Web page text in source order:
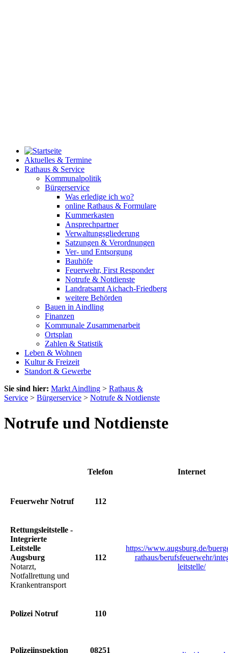
Aktuelles & Termine
Rathaus & Service
Kommunalpolitik
Bürgerservice
Was erledige ich wo?
online Rathaus & Formulare
Kummerkasten
Ansprechpartner
Verwaltungsgliederung
Satzungen & Verordnungen
Ver- und Entsorgung
Bauhöfe
Feuerwehr, First Responder
Notrufe & Notdienste
Landratsamt Aichach-Friedberg
weitere Behörden
Bauen in Aindling
Finanzen
Kommunale Zusammenarbeit
Ortsplan
Zahlen & Statistik
Leben & Wohnen
Kultur & Freizeit
Standort & Gewerbe
Sie sind hier: Markt Aindling > Rathaus &
Service > Bürgerservice > Notrufe & Notdienste
Notrufe und Notdienste
Telefon Internet
Feuerwehr Notruf 112
Rettungsleitstelle -
Integrierte
Leitstelle
Augsburg
Notarzt,
Notfallrettung und
Krankentransport
112
https://www.augsburg.de/
rathaus/berufsfeuerwehr/
leitstelle/
Polizei Notruf 110
Polizeiinspektion 08251